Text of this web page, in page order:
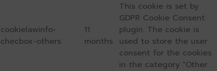
cookielawinfo-
checbox-others
11
months
This cookie is set by
GDPR Cookie Consent
plugin. The cookie is
used to store the user
consent for the cookies
in the category "Other.